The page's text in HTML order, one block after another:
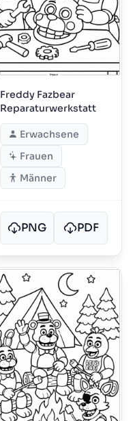
Freddy Fazbear
Reparaturwerkstatt
Erwachsene
Frauen
Männer
PNG PDF